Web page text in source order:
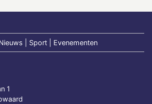
| Sport | Evenementen
1